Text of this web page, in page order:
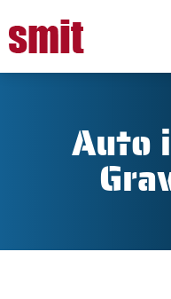
Auto